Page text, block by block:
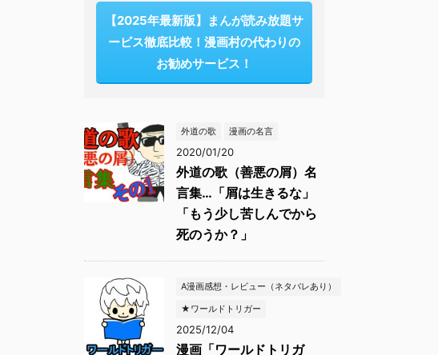
【2025年最新版】まんが読み放題サ
ービス徹底比較！漫画村の代わりの
お勧めサービス！
外道の歌 漫画の名言
2020/01/20
外道の歌（善悪の屑）名
言集…「屑は生きるな」
「もう少し苦しんでから
死のうか？」
A漫画感想・レビュー（ネタバレあり）
★ワールドトリガー
2025/12/04
漫画「ワールドトリガ